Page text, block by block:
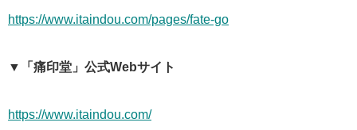
https://www.itaindou.com/pages/fate-go
▼「痛印堂」公式Webサイト
https://www.itaindou.com/